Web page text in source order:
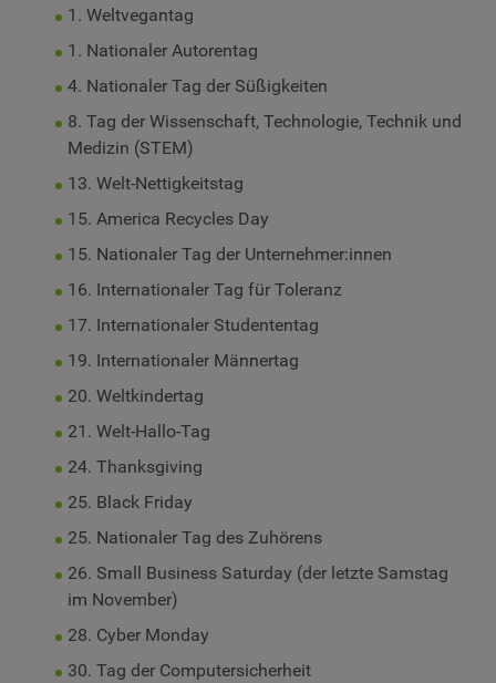
1. Weltvegantag
1. Nationaler Autorentag
4. Nationaler Tag der Süßigkeiten
8. Tag der Wissenschaft, Technologie, Technik und
Medizin (STEM)
13. Welt-Nettigkeitstag
15. America Recycles Day
15. Nationaler Tag der Unternehmer:innen
16. Internationaler Tag für Toleranz
17. Internationaler Studententag
19. Internationaler Männertag
20. Weltkindertag
21. Welt-Hallo-Tag
24. Thanksgiving
25. Black Friday
25. Nationaler Tag des Zuhörens
26. Small Business Saturday (der letzte Samstag
im November)
28. Cyber Monday
30. Tag der Computersicherheit